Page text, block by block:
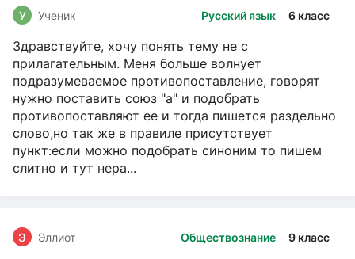
Русский язык 6 класс
У Ученик
Здравствуйте, хочу понять тему не с
прилагательным. Меня больше волнует
подразумеваемое противопоставление, говорят
нужно поставить союз "а" и подобрать
противопоставляют ее и тогда пишется раздельно
слово,но так же в правиле присутствует
пункт:если можно подобрать синоним то пишем
слитно и тут нера...
Обществознание 9 класс
Э Эллиот